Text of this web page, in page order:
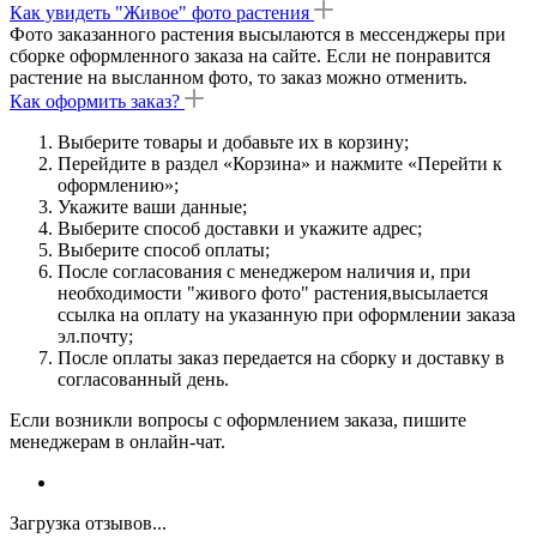
Как увидеть "Живое" фото растения
Фото заказанного растения высылаются в мессенджеры при
сборке оформленного заказа на сайте. Если не понравится
растение на высланном фото, то заказ можно отменить.
Как оформить заказ?
Выберите товары и добавьте их в корзину;
Перейдите в раздел «Корзина» и нажмите «Перейти к
оформлению»;
Укажите ваши данные;
Выберите способ доставки и укажите адрес;
Выберите способ оплаты;
После согласования с менеджером наличия и, при
необходимости "живого фото" растения,высылается
ссылка на оплату на указанную при оформлении заказа
эл.почту;
После оплаты заказ передается на сборку и доставку в
согласованный день.
Если возникли вопросы с оформлением заказа, пишите
менеджерам в онлайн-чат.
Загрузка отзывов...